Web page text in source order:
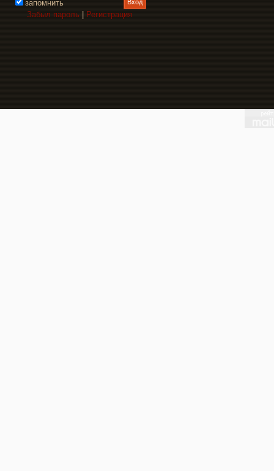
запомнить
Забыл пароль
Регистрация